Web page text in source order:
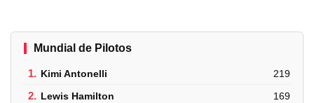
Mundial de Pilotos
1. Kimi Antonelli 219
2. Lewis Hamilton 169